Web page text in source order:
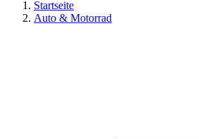
Startseite
Auto & Motorrad